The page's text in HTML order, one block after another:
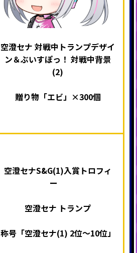
空澄セナ 対戦中トランプデザイ
ン＆ぶいすぽっ！ 対戦中背景
(2)
贈り物「エビ」×300個
空澄セナS&G(1)入賞トロフィ
ー
空澄セナ トランプ
称号「空澄セナ(1) 2位～10位」